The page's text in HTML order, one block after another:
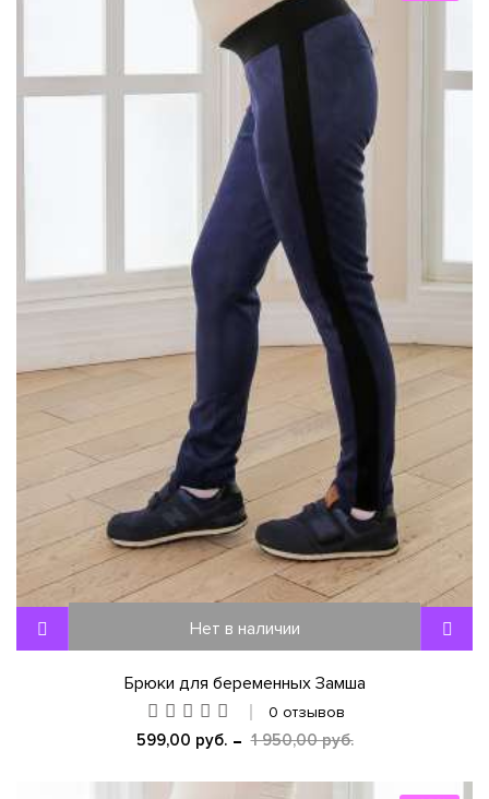
Нет в наличии
Брюки для беременных Замша
0 отзывов
599,00 руб. 1 950,00 руб.